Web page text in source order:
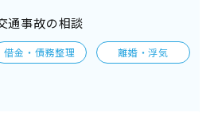
通事故の相談
借金・債務整理 離婚・浮気